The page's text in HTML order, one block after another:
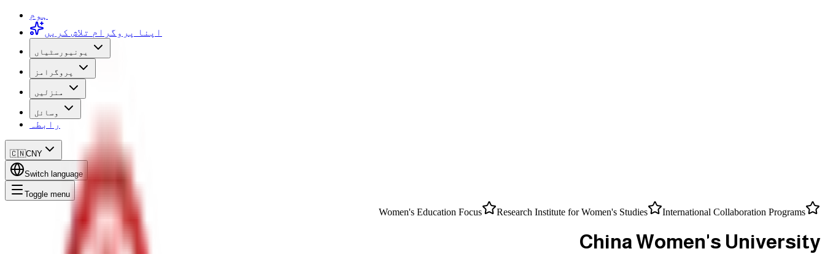
ہوم
اپنا پروگرام تلاش کریں
یونیورسٹیاں
پروگرامز
منزلیں
وسائل
رابطہ
🇨🇳CNY
Switch language
Toggle menu
Women's Education Focus Research Institute for Women's Studies International Collaboration Programs
China Women's University